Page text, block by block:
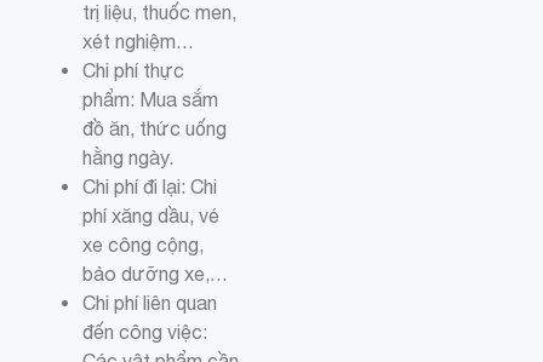
trị liệu, thuốc men,
xét nghiệm…
Chi phí thực
phẩm: Mua sắm
đồ ăn, thức uống
hằng ngày.
Chi phí đi lại: Chi
phí xăng dầu, vé
xe công cộng,
bảo dưỡng xe,…
Chi phí liên quan
đến công việc: